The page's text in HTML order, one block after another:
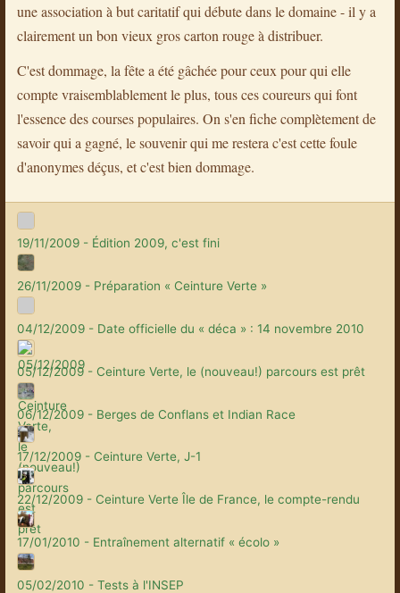
une association à but caritatif qui débute dans le domaine - il y a
clairement un bon vieux gros carton rouge à distribuer.
C'est dommage, la fête a été gâchée pour ceux pour qui elle
compte vraisemblablement le plus, tous ces coureurs qui font
l'essence des courses populaires. On s'en fiche complètement de
savoir qui a gagné, le souvenir qui me restera c'est cette foule
d'anonymes déçus, et c'est bien dommage.
19/11/2009 - Édition 2009, c'est fini
26/11/2009 - Préparation « Ceinture Verte »
04/12/2009 - Date officielle du « déca » : 14 novembre 2010
05/12/2009 - Ceinture Verte, le (nouveau!) parcours est prêt
06/12/2009 - Berges de Conflans et Indian Race
17/12/2009 - Ceinture Verte, J-1
22/12/2009 - Ceinture Verte Île de France, le compte-rendu
17/01/2010 - Entraînement alternatif « écolo »
05/02/2010 - Tests à l'INSEP